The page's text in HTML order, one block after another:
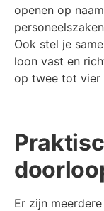
openen op
Ook stel je
loon vast en
op twee tot vier
Er zijn